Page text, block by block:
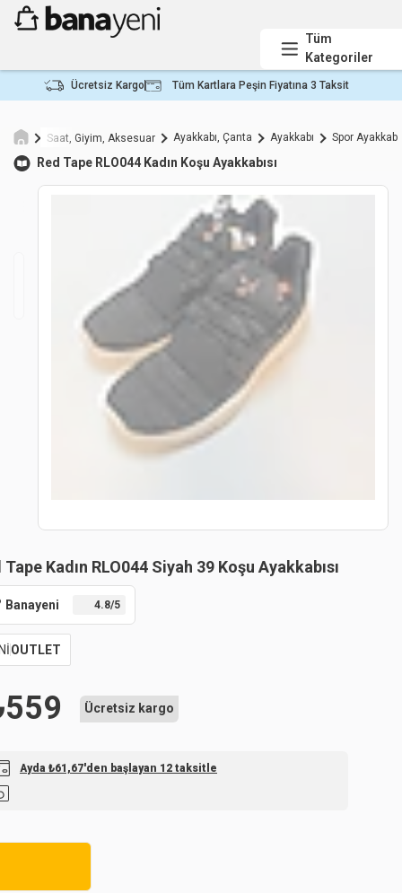
Tüm
Kategoriler
Ücretsiz Kargo Tüm Kartlara Peşin Fiyatına 3 Taksit
Saat, Giyim, Aksesuar Ayakkabı, Çanta Ayakkabı Spor Ayakkabı
Red Tape RLO044 Kadın Koşu Ayakkabısı
Tape Kadın RLO044 Siyah 39 Koşu Ayakkabısı
Banayeni 4.8/5
OUTLET
559 Ücretsiz kargo
Ayda ₺61,67'den başlayan 12 taksitle